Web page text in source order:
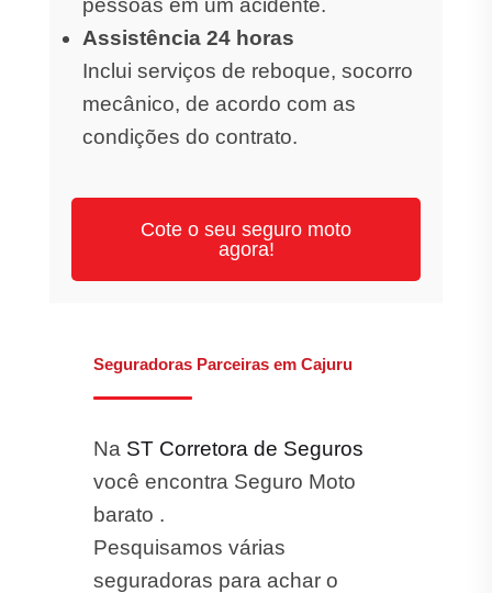
Assistência 24 horas
Inclui serviços de reboque, socorro
mecânico, de acordo com as
condições do contrato.
Cote o seu seguro moto
agora!
Seguradoras Parceiras em Cajuru
Na ST Corretora de Seguros
você encontra Seguro Moto
barato .
Pesquisamos várias
seguradoras para achar o